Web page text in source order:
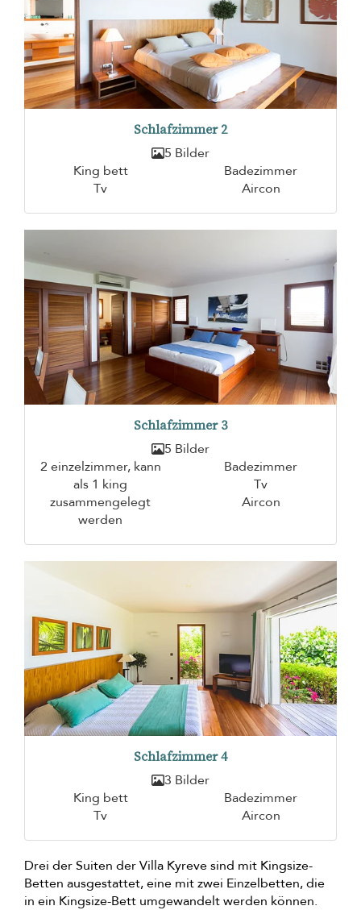
Schlafzimmer 2
5 Bilder
King bett
Badezimmer
Tv
Aircon
Schlafzimmer 3
5 Bilder
2 einzelzimmer, kann
als 1 king
zusammengelegt
werden
Badezimmer
Tv
Aircon
Schlafzimmer 4
3 Bilder
King bett
Badezimmer
Tv
Aircon
Drei der Suiten der Villa Kyreve sind mit Kingsize-
Betten ausgestattet, eine mit zwei Einzelbetten, die
in ein Kingsize-Bett umgewandelt werden können.